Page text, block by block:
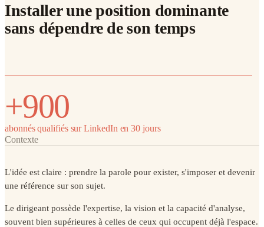
Installer une position dominante
sans dépendre de son temps
+900
abonnés qualifiés sur LinkedIn en 30 jours
Contexte
L'idée est claire : prendre la parole pour exister, s'imposer et devenir
une référence sur son sujet.
Le dirigeant possède l'expertise, la vision et la capacité d'analyse,
souvent bien supérieures à celles de ceux qui occupent déjà l'espace.